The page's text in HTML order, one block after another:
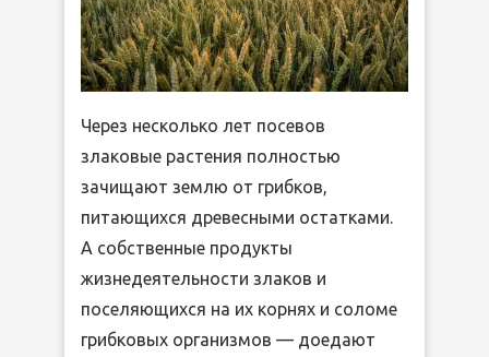
Через несколько лет посевов
злаковые растения полностью
зачищают землю от грибков,
питающихся древесными остатками.
А собственные продукты
жизнедеятельности злаков и
поселяющихся на их корнях и соломе
грибковых организмов — доедают